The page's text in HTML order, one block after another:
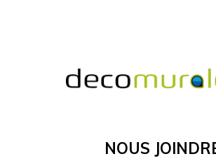
Nous